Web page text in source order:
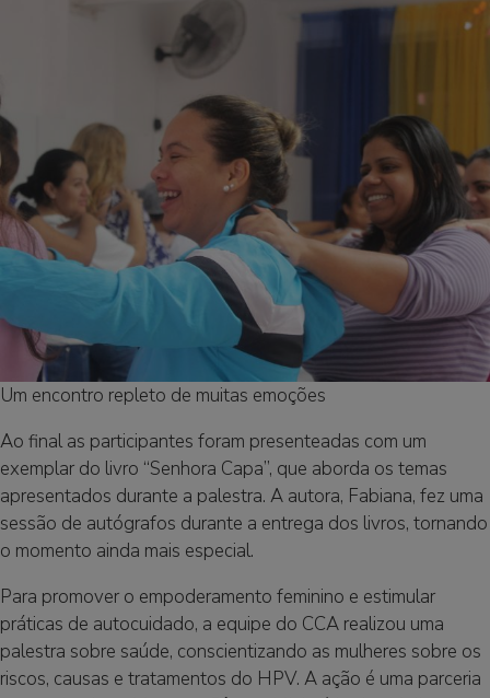
Um encontro repleto de muitas emoções
Ao final as participantes foram presenteadas com um
exemplar do livro “Senhora Capa”, que aborda os temas
apresentados durante a palestra. A autora, Fabiana, fez uma
sessão de autógrafos durante a entrega dos livros, tornando
o momento ainda mais especial.
Para promover o empoderamento feminino e estimular
práticas de autocuidado, a equipe do CCA realizou uma
palestra sobre saúde, conscientizando as mulheres sobre os
riscos, causas e tratamentos do HPV. A ação é uma parceria